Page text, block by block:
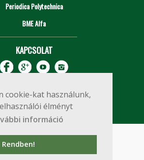
cookie-kat használunk,
élményt
információ
Rendben!
Periodica Polytechnica
BME Alfa
KAPCSOLAT
© 2020 BME Építőmérnöki Kar
Budapest, Műegyetem rkp. 3.